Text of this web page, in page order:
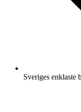
Sveriges enklaste